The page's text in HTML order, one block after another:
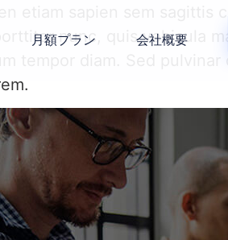
月額プラン 会社概要
etiam sapien sem
nunc, quis vehicula
tempor diam. Sed